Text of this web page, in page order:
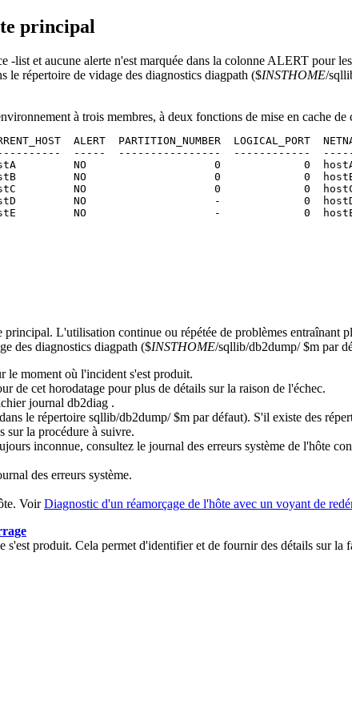
principal
-list et aucune alerte n'est marquée dans la colonne ALERT pour les
le répertoire de vidage des diagnostics diagpath ($INSTHOME/
à trois membres, à deux fonctions de mise en cache de
ALERT  PARTITION_NUMBER  LOGICAL_PORT
-----  ----------------  ------------
NO                    0             0
NO                    0             0
NO                    0             0
NO                    -             0
NO                    -             0
principal. L'utilisation continue ou répétée de problèmes entraînant
des diagnostics diagpath ($INSTHOME/sqllib/db2dump/ $m par
le moment où l'incident s'est produit.
de cet horodatage pour plus de détails sur la raison de l'échec.
journal db2diag .
le répertoire sqllib/db2dump/ $m par défaut). S'il existe des
sur la procédure à suivre.
inconnue, consultez le journal des erreurs système de l'hôte
des erreurs système.
VoirDiagnostic d'un réamorçage de l'hôte avec un voyant de
produit. Cela permet d'identifier et de fournir des détails sur